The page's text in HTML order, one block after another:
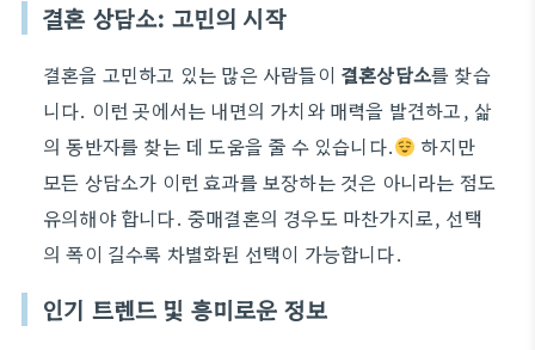
결혼 상담소: 고민의 시작
결혼을 고민하고 있는 많은 사람들이 결혼상담소를 찾습
니다. 이런 곳에서는 내면의 가치와 매력을 발견하고, 삶
의 동반자를 찾는 데 도움을 줄 수 있습니다.
하지만
모든 상담소가 이런 효과를 보장하는 것은 아니라는 점도
유의해야 합니다. 중매결혼의 경우도 마찬가지로, 선택
의 폭이 길수록 차별화된 선택이 가능합니다.
인기 트렌드 및 흥미로운 정보